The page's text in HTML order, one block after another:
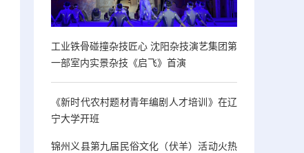
工业铁骨碰撞杂技匠心 沈阳杂技演艺集团第
一部室内实景杂技《启飞》首演
《新时代农村题材青年编剧人才培训》在辽
宁大学开班
锦州义县第九届民俗文化（伏羊）活动火热